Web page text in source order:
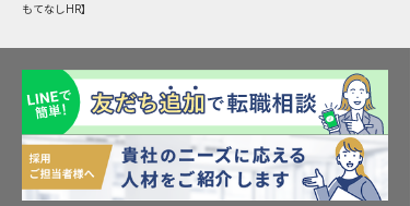
もてなしHR】